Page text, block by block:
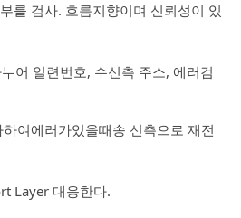
를 검사. 흐름지향이며 신뢰성이 있
어 일련번호, 수신측 주소, 에러검
여에러가있을때송 신측으로 재전
Layer 대응한다.